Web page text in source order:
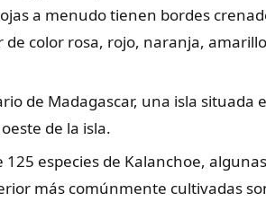
a menudo tienen bordes
color rosa, rojo, naranja,
de Madagascar, una isla situada
de la isla.
especies de Kalanchoe, algunas
más comúnmente cultivadas